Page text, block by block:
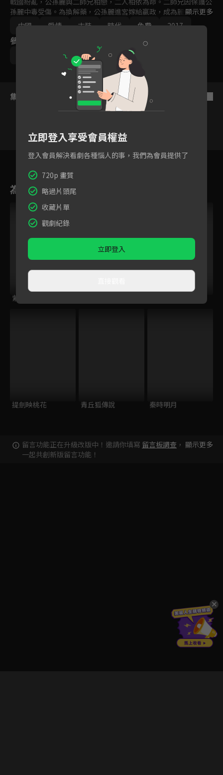
孫麗中毒受傷。為換解藥，公孫麗進宮嫁給嬴政，成為麗姬，卻發
現已懷有身孕，嬴政替麗姬瞞下此事。
覺愛上了他。麗姬面對為爭寵心機重重的妃子，以聰慧和善良贏得
尊重，感化身邊每個人，終以德服人成為後宮之主。
顯示更多
中國
愛情 古裝 時代 免費 2017
參與演員
張彬彬 李泰 劉暢
集數列表
10 11 12 13 14
為您推薦
紫釵奇緣
提劍映桃花 青丘狐傳說 秦時明月
留言功能正在升級改版中！邀請你填寫 留言板調查 ，
一起共創新版留言功能！
顯示更多
立即登入享受會員權益
登入會員解決看劇各種惱人的事，我們為會員提供了
720p 畫質
略過片頭尾
收藏片單
觀劇紀錄
立即登入